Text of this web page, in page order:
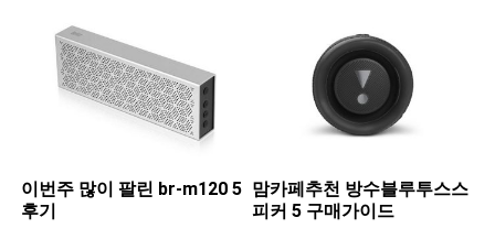
이번주 많이 팔린 ​br-m120 5
후기
맘카페추천 ​방수블루투스스
피커 5 구매가이드